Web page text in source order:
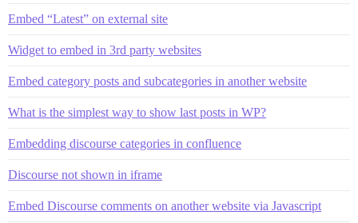
Embed “Latest” on external site
Widget to embed in 3rd party websites
Embed category posts and subcategories in another website
What is the simplest way to show last posts in WP?
Embedding discourse categories in confluence
Discourse not shown in iframe
Embed Discourse comments on another website via Javascript